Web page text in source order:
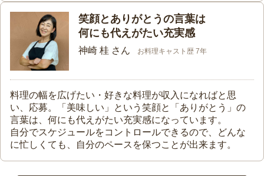
笑顔とありがとうの言葉は
何にも代えがたい充実感
神崎 桂 さん お料理キャスト歴 7年
料理の幅を広げたい・好きな料理が収入になればと思
い、応募。「美味しい」という笑顔と「ありがとう」の
言葉は、何にも代えがたい充実感になっています。
自分でスケジュールをコントロールできるので、どんな
に忙しくても、自分のペースを保つことが出来ます。